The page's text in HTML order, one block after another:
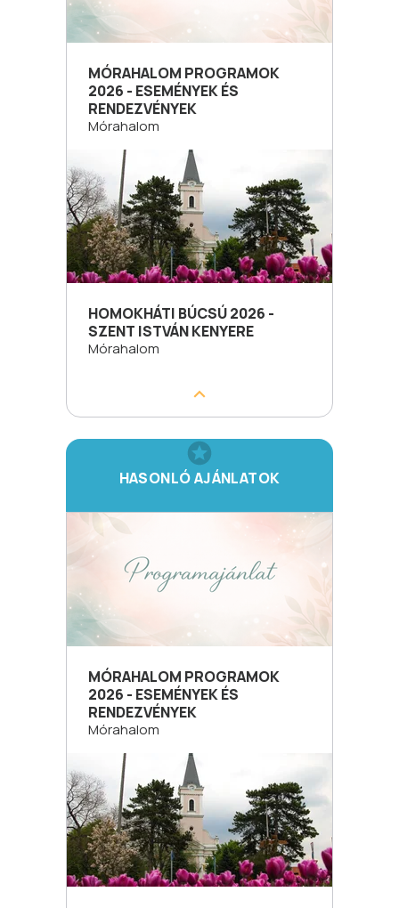
MÓRAHALOM PROGRAMOK
2026 - ESEMÉNYEK ÉS
RENDEZVÉNYEK
Mórahalom
HOMOKHÁTI BÚCSÚ 2026 -
SZENT ISTVÁN KENYERE
Mórahalom
HASONLÓ AJÁNLATOK
MÓRAHALOM PROGRAMOK
2026 - ESEMÉNYEK ÉS
RENDEZVÉNYEK
Mórahalom